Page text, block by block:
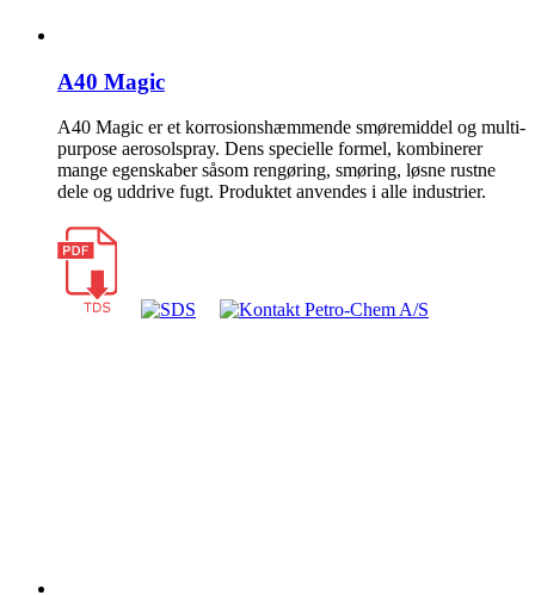
A40 Magic
A40 Magic er et korrosionshæmmende smøremiddel og multi-
purpose aerosolspray. Dens specielle formel, kombinerer
mange egenskaber såsom rengøring, smøring, løsne rustne
dele og uddrive fugt. Produktet anvendes i alle industrier.